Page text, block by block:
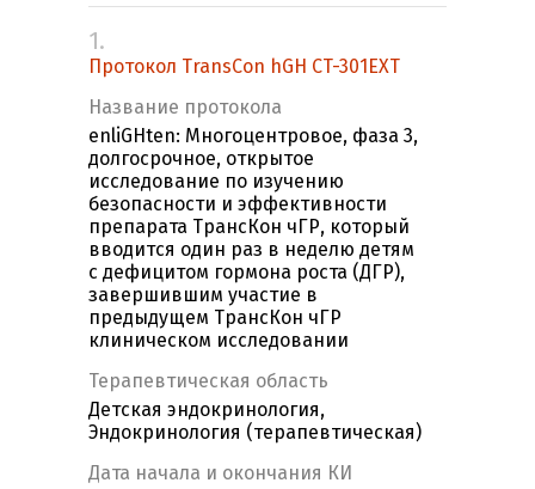
1.
Протокол TransCon hGH CT-301EXT
Название протокола
enliGHten: Многоцентровое, фаза 3,
долгосрочное, открытое
исследование по изучению
безопасности и эффективности
препарата ТрансКон чГР, который
вводится один раз в неделю детям
с дефицитом гормона роста (ДГР),
завершившим участие в
предыдущем ТрансКон чГР
клиническом исследовании
Терапевтическая область
Детская эндокринология,
Эндокринология (терапевтическая)
Дата начала и окончания КИ